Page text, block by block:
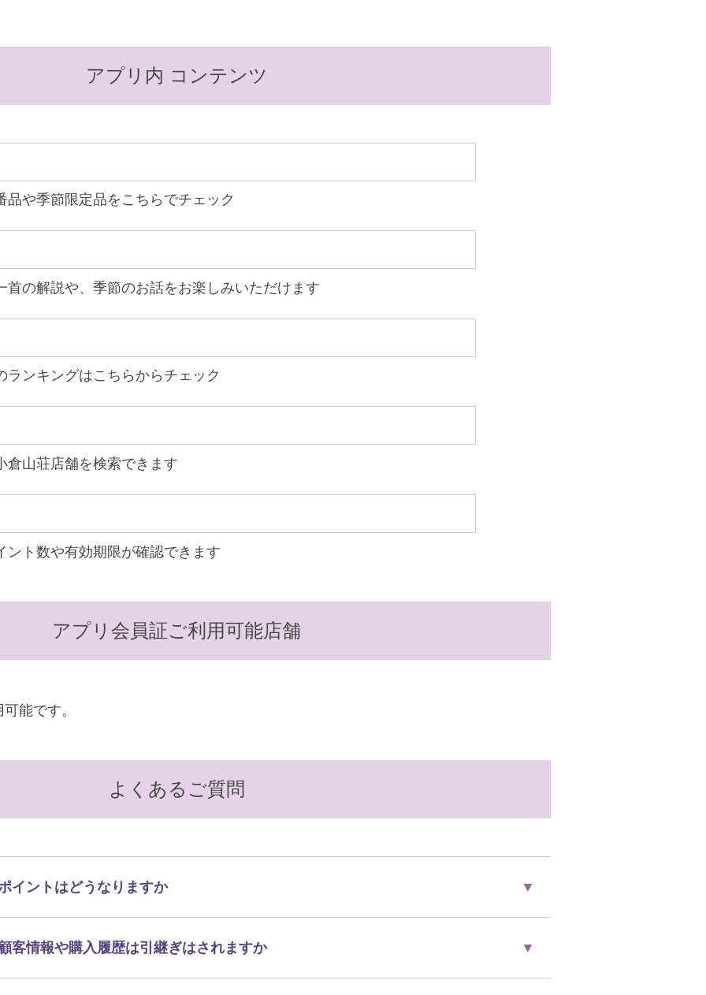
アプリ内 コンテンツ
品や季節限定品をこちらでチェック
首の解説や、季節のお話をお楽しみいただけます
ランキングはこちらからチェック
倉山荘店舗を検索できます
ント数や有効期限が確認できます
アプリ会員証ご利用可能店舗
能です。
よくあるご質問
イントはどうなりますか
客情報や購入履歴は引継ぎはされますか